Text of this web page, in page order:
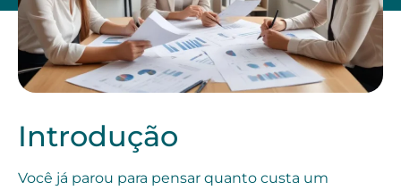
Introdução
Você já parou para pensar quanto custa um